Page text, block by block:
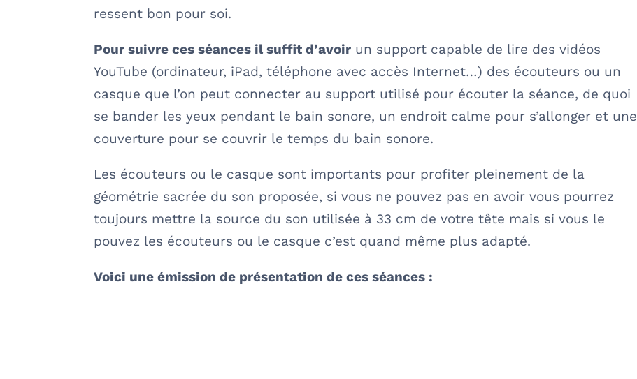
ressent bon pour soi.
Pour suivre ces séances il suffit d’avoir un support capable de lire des vidéos
YouTube (ordinateur, iPad, téléphone avec accès Internet…) des écouteurs ou un
casque que l’on peut connecter au support utilisé pour écouter la séance, de quoi
se bander les yeux pendant le bain sonore, un endroit calme pour s’allonger et une
couverture pour se couvrir le temps du bain sonore.
Les écouteurs ou le casque sont importants pour profiter pleinement de la
géométrie sacrée du son proposée, si vous ne pouvez pas en avoir vous pourrez
toujours mettre la source du son utilisée à 33 cm de votre tête mais si vous le
pouvez les écouteurs ou le casque c’est quand même plus adapté.
Voici une émission de présentation de ces séances :